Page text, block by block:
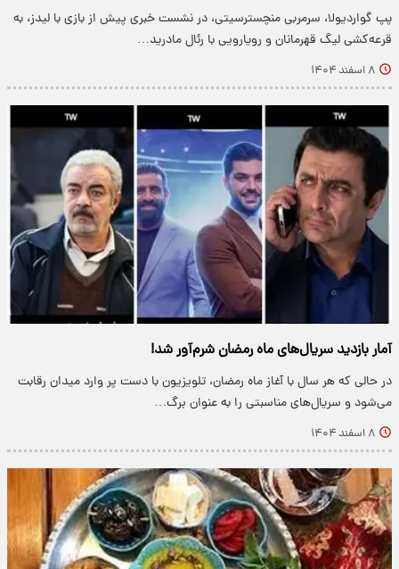
پپ گواردیولا، سرمربی منچسترسیتی، در نشست خبری پیش از بازی با لیدز، به
قرعه‌کشی لیگ قهرمانان و رویارویی با رئال مادرید…
۸ اسفند ۱۴۰۴
آمار بازدید سریال‌های ماه رمضان شرم‌آور شد!
در حالی که هر سال با آغاز ماه رمضان، تلویزیون با دست پر وارد میدان رقابت
می‌شود و سریال‌های مناسبتی را به عنوان برگ…
۸ اسفند ۱۴۰۴